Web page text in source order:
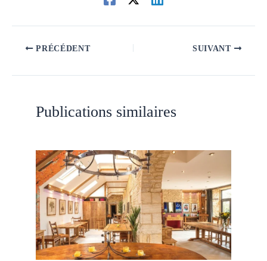
PRÉCÉDENT SUIVANT
Publications similaires